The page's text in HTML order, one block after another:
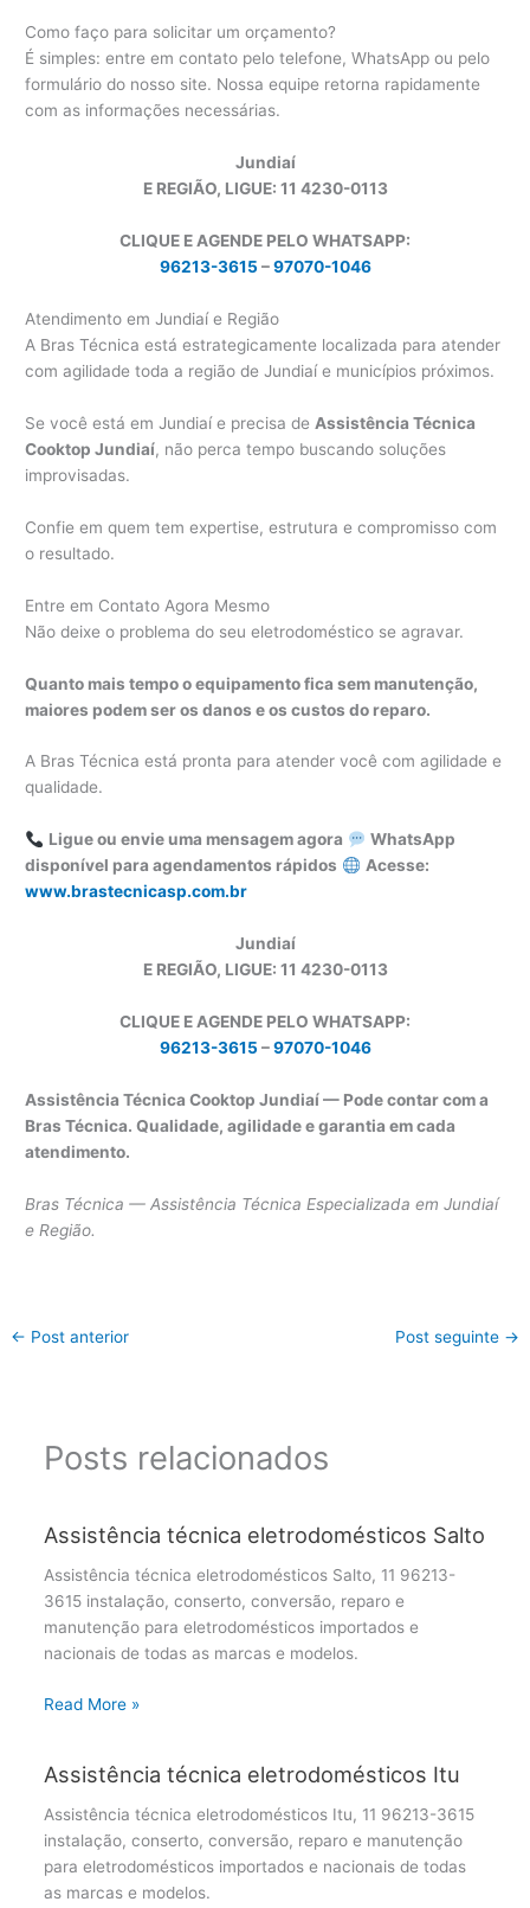
Como faço para solicitar um orçamento?
É simples: entre em contato pelo telefone, WhatsApp ou pelo
formulário do nosso site. Nossa equipe retorna rapidamente
com as informações necessárias.
Jundiaí
E REGIÃO, LIGUE: 11 4230-0113
CLIQUE E AGENDE PELO WHATSAPP:
96213-3615 –97070-1046
Atendimento em Jundiaí e Região
A Bras Técnica está estrategicamente localizada para atender
com agilidade toda a região de Jundiaí e municípios próximos.
Se você está em Jundiaí e precisa de Assistência Técnica
Cooktop Jundiaí, não perca tempo buscando soluções
improvisadas.
Confie em quem tem expertise, estrutura e compromisso com
o resultado.
Entre em Contato Agora Mesmo
Não deixe o problema do seu eletrodoméstico se agravar.
Quanto mais tempo o equipamento fica sem manutenção,
maiores podem ser os danos e os custos do reparo.
A Bras Técnica está pronta para atender você com agilidade e
qualidade.
Ligue ou envie uma mensagem agora
WhatsApp
disponível para agendamentos rápidos
Acesse:
www.brastecnicasp.com.br
Jundiaí
E REGIÃO, LIGUE: 11 4230-0113
CLIQUE E AGENDE PELO WHATSAPP:
96213-3615 –97070-1046
Assistência Técnica Cooktop Jundiaí — Pode contar com a
Bras Técnica. Qualidade, agilidade e garantia em cada
atendimento.
Bras Técnica — Assistência Técnica Especializada em Jundiaí
e Região.
← Post anterior Post seguinte →
Posts relacionados
Assistência técnica eletrodomésticos Salto
Assistência técnica eletrodomésticos Salto, 11 96213-
3615 instalação, conserto, conversão, reparo e
manutenção para eletrodomésticos importados e
nacionais de todas as marcas e modelos.
Read More »
Assistência técnica eletrodomésticos Itu
Assistência técnica eletrodomésticos Itu, 11 96213-3615
instalação, conserto, conversão, reparo e manutenção
para eletrodomésticos importados e nacionais de todas
as marcas e modelos.